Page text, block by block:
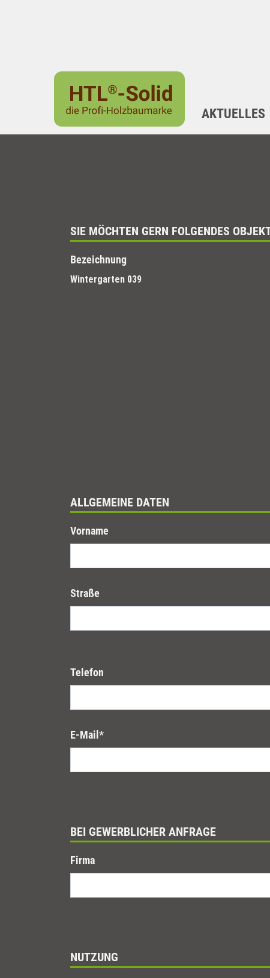
AKTUELLES
SIE MÖCHTEN GERN FOLGENDES
Bezeichnung
Wintergarten 039
ALLGEMEINE DATEN
Vorname
Straße
Telefon
E-Mail*
BEI GEWERBLICHER ANFRAGE
Firma
NUTZUNG